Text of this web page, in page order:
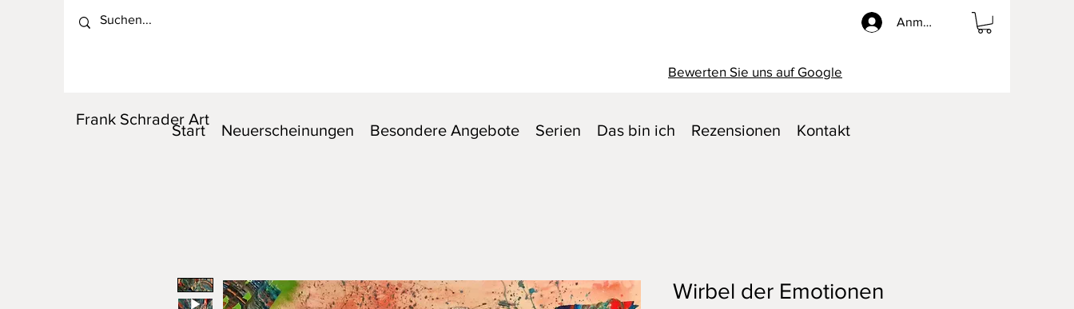
Anmelden
Bewerten Sie uns auf Google
Frank Schrader Art
Start Neuerscheinungen Besondere Angebote Serien Das bin ich Rezensionen Kontakt
Wirbel der Emotionen